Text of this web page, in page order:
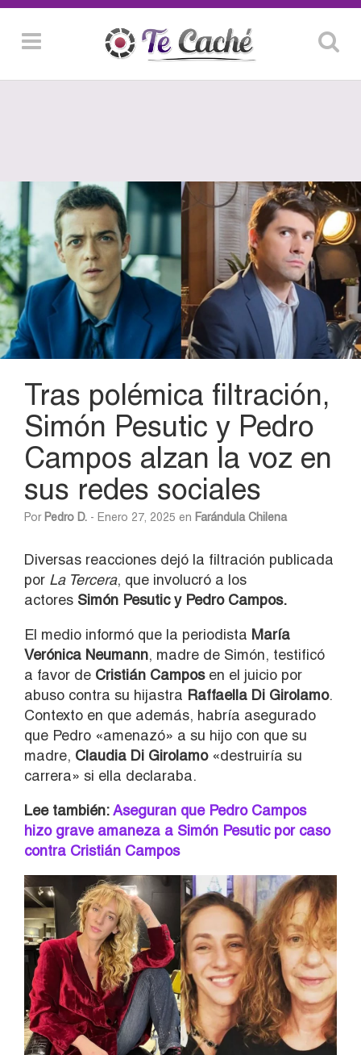
Tras polémica filtración,
Simón Pesutic y Pedro
Campos alzan la voz en
sus redes sociales
Por Pedro D. - Enero 27, 2025 en Farándula Chilena
Diversas reacciones dejó la filtración publicada
por La Tercera, que involucró a los
actores Simón Pesutic y Pedro Campos.
El medio informó que la periodista María
Verónica Neumann, madre de Simón, testificó
a favor de Cristián Camposen el juicio por
abuso contra su hijastra Raffaella Di Girolamo.
Contexto en que además, habría asegurado
que Pedro «amenazó» a su hijo con que su
madre, Claudia Di Girolamo«destruiría su
carrera» si ella declaraba.
Lee también:Aseguran que Pedro Campos
hizo grave amaneza a Simón Pesutic por caso
contra Cristián Campos